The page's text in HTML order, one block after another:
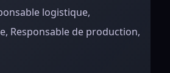
logistique,
Responsable de production,